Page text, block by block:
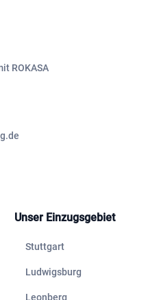
ROKASA
Unser Einzugsgebiet
Stuttgart
Ludwigsburg
Leonberg